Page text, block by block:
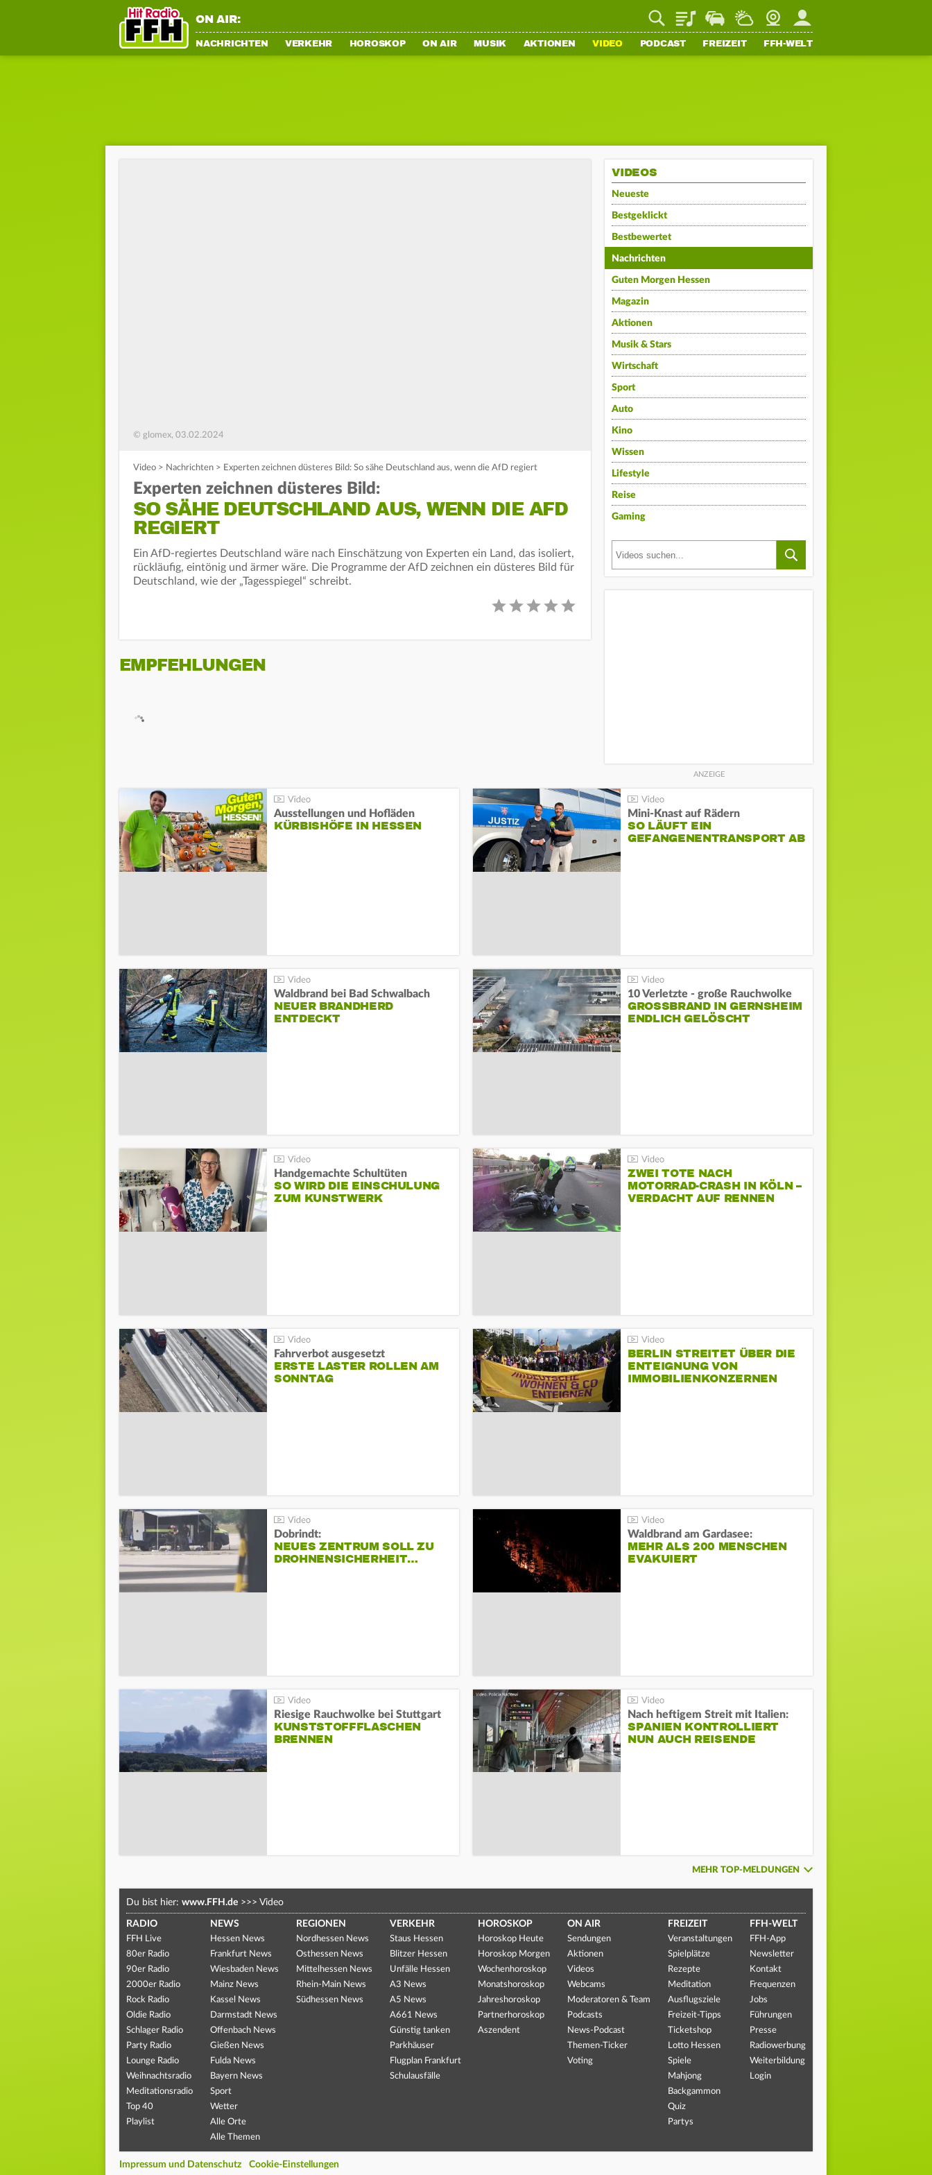
ON AIR: PlaylistStaupilotWetterWebcamMein FFH
NACHRICHTEN VERKEHR HOROSKOP ON AIR MUSIK AKTIONEN VIDEO PODCAST FREIZEIT FFH-WELT
© glomex, 03.02.2024
Video > Nachrichten > Experten zeichnen düsteres Bild: So sähe Deutschland aus, wenn die AfD regiert
Experten zeichnen düsteres Bild:
SO SÄHE DEUTSCHLAND AUS, WENN DIE AFD
REGIERT
Ein AfD-regiertes Deutschland wäre nach Einschätzung von Experten ein Land, das isoliert,
rückläufig, eintönig und ärmer wäre. Die Programme der AfD zeichnen ein düsteres Bild für
Deutschland, wie der „Tagesspiegel“ schreibt.
EMPFEHLUNGEN
VIDEOS
Neueste
Bestgeklickt
Bestbewertet
Nachrichten
Guten Morgen Hessen
Magazin
Aktionen
Musik & Stars
Wirtschaft
Sport
Auto
Kino
Wissen
Lifestyle
Reise
Gaming
Ausstellungen und Hofläden
KÜRBISHÖFE IN HESSEN
Mini-Knast auf Rädern
SO LÄUFT EIN
GEFANGENENTRANSPORT AB
Waldbrand bei Bad Schwalbach
NEUER BRANDHERD
ENTDECKT
10 Verletzte - große Rauchwolke
GROSSBRAND IN GERNSHEIM E
NDLICH GELÖSCHT
Handgemachte Schultüten
SO WIRD DIE EINSCHULUNG
ZUM KUNSTWERK
ZWEI TOTE NACH
MOTORRAD-CRASH IN KÖLN –
VERDACHT AUF RENNEN
Fahrverbot ausgesetzt
ERSTE LASTER ROLLEN AM
SONNTAG
BERLIN STREITET ÜBER DIE
ENTEIGNUNG VON
IMMOBILIENKONZERNEN
Dobrindt:
NEUES ZENTRUM SOLL ZU
DROHNENSICHERHEIT…
Waldbrand am Gardasee:
MEHR ALS 200 MENSCHEN
EVAKUIERT
Riesige Rauchwolke bei Stuttgart
KUNSTSTOFFFLASCHEN
BRENNEN
Nach heftigem Streit mit Italien:
SPANIEN KONTROLLIERT
NUN AUCH REISENDE
MEHR TOP-MELDUNGEN
Du bist hier: www.FFH.de >>> Video
RADIO
FFH Live
80er Radio
90er Radio
2000er Radio
Rock Radio
Oldie Radio
Schlager Radio
Party Radio
Lounge Radio
Weihnachtsradio
Meditationsradio
Top 40
Playlist
NEWS
Hessen News
Frankfurt News
Wiesbaden News
Mainz News
Kassel News
Darmstadt News
Offenbach News
Gießen News
Fulda News
Bayern News
Sport
Wetter
Alle Orte
Alle Themen
REGIONEN
Nordhessen News
Osthessen News
Mittelhessen News
Rhein-Main News
Südhessen News
VERKEHR
Staus Hessen
Blitzer Hessen
Unfälle Hessen
A3 News
A5 News
A661 News
Günstig tanken
Parkhäuser
Flugplan Frankfurt
Schulausfälle
HOROSKOP
Horoskop Heute
Horoskop Morgen
Wochenhoroskop
Monatshoroskop
Jahreshoroskop
Partnerhoroskop
Aszendent
ON AIR
Sendungen
Aktionen
Videos
Webcams
Moderatoren & Team
Podcasts
News-Podcast
Themen-Ticker
Voting
FREIZEIT
Veranstaltungen
Spielplätze
Rezepte
Meditation
Ausflugsziele
Freizeit-Tipps
Ticketshop
Lotto Hessen
Spiele
Mahjong
Backgammon
Quiz
Partys
FFH-WELT
FFH-App
Newsletter
Kontakt
Frequenzen
Jobs
Führungen
Presse
Radiowerbung
Weiterbildung
Login
Impressum und Datenschutz Cookie-Einstellungen